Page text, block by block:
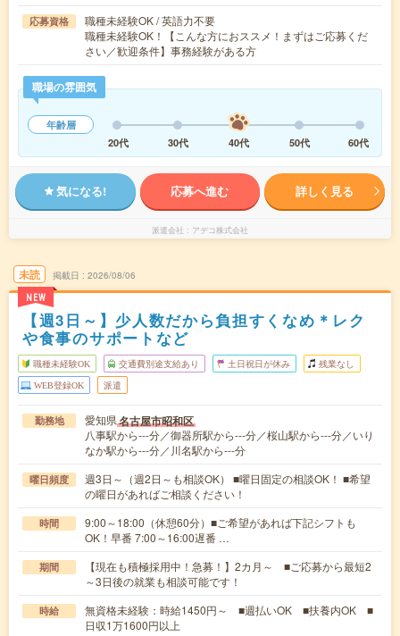
応募資格
職種未経験OK / 英語力不要
職種未経験OK！【こんな方におススメ！まずはご応募くだ
さい／歓迎条件】事務経験がある方
職場の雰囲気
年齢層
20代
30代 40代 50代 60代
気になる! 応募へ進む 詳しく見る
派遣会社 アデコ株式会社
未読
NEW
掲載日 2026/08/06
【週3日～】少人数だから負担すくなめ＊レク
や食事のサポートなど
職種未経験OK 交通費別途支給あり 土日祝日が休み 残業なし
WEB登録OK 派遣
勤務地 愛知県名古屋市昭和区
八事駅から---分／御器所駅から---分／桜山駅から---分／いり
なか駅から---分／川名駅から---分
曜日頻度
週3日～（週2日～も相談OK） ■曜日固定の相談OK！ ■希望
の曜日があればご相談ください！
時間
9:00～18:00（休憩60分）■ご希望があれば下記シフトも
OK！早番 7:00～16:00遅番 …
期間
【現在も積極採用中！急募！】2カ月～ ■ご応募から最短2
～3日後の就業も相談可能です！
時給
無資格未経験：時給1450円～ ■週払いOK ■扶養内OK ■
日収1万1600円以上